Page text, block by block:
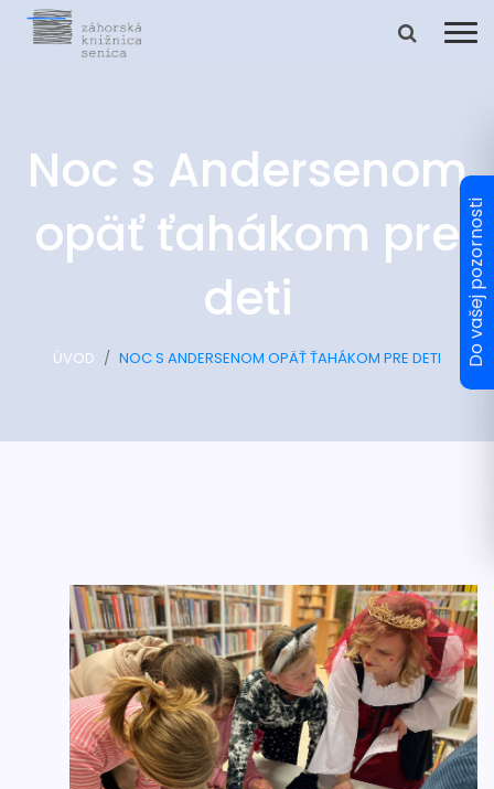
Noc s Andersenom
opäť ťahákom pre
deti
ÚVOD NOC S ANDERSENOM OPÄŤ ŤAHÁKOM PRE DETI